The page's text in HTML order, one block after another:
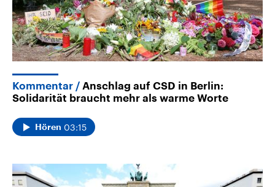
Kommentar
Anschlag auf CSD in Berlin:
Solidarität braucht mehr als warme Worte
Hören 03:15